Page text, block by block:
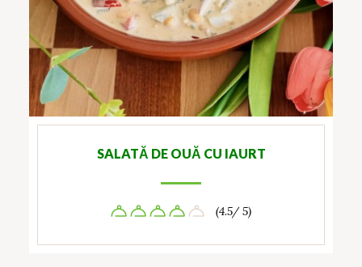
SALATĂ DE OUĂ CU IAURT
(4.5/ 5)